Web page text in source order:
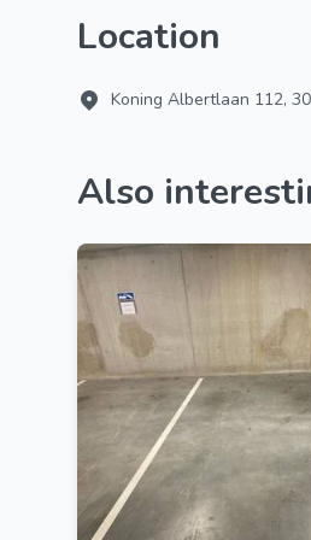
Location
Koning Albertlaan 112,
Also